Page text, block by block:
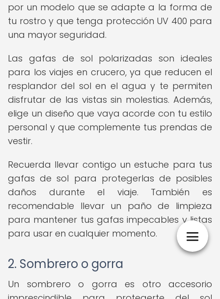
por un modelo que se adapte a la forma de
tu rostro y que tenga protección UV 400 para
una mayor seguridad.
Las gafas de sol polarizadas son ideales
para los viajes en crucero, ya que reducen el
resplandor del sol en el agua y te permiten
disfrutar de las vistas sin molestias. Además,
elige un diseño que vaya acorde con tu estilo
personal y que complemente tus prendas de
vestir.
Recuerda llevar contigo un estuche para tus
gafas de sol para protegerlas de posibles
daños durante el viaje. También es
recomendable llevar un paño de limpieza
para mantener tus gafas impecables y listas
para usar en cualquier momento.
2. Sombrero o gorra
Un sombrero o gorra es otro accesorio